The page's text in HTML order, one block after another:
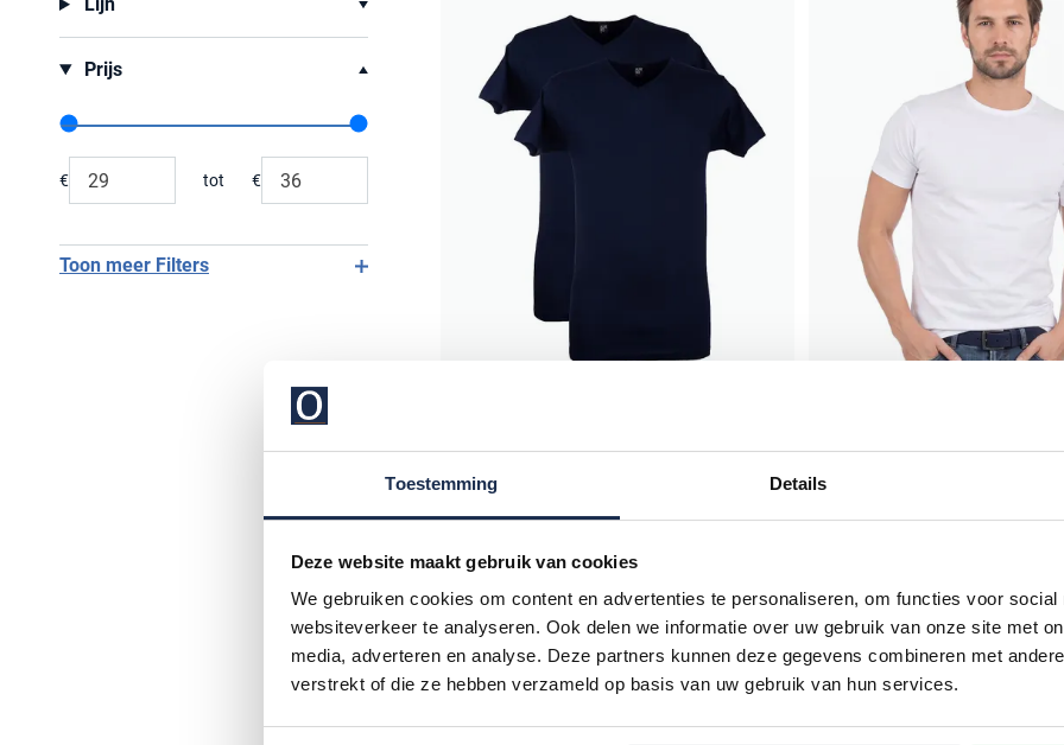
Toestemming Details
Deze website maakt gebruik van cookies
We gebruiken cookies om content en advertenties te personaliseren, om functies voor social
websiteverkeer te analyseren. Ook delen we informatie over uw gebruik van onze site met
media, adverteren en analyse. Deze partners kunnen deze gegevens combineren met
verstrekt of die ze hebben verzameld op basis van uw gebruik van hun services.
Prijs
Range slider min value
Range slider max value
€
tot
€
Toon meer Filters
Alan Red
t-shirt effen Vermont katoen
donkerblauw 2-pack
Alan Red
Toevoegen aan favorieten